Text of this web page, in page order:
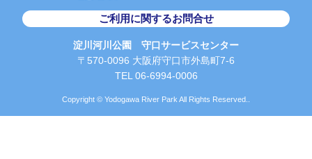
ご利用に関するお問合せ
淀川河川公園 守口サービスセンター
〒570-0096 大阪府守口市外島町7-6
TEL 06-6994-0006
Copyright © Yodogawa River Park All Rights Reserved..